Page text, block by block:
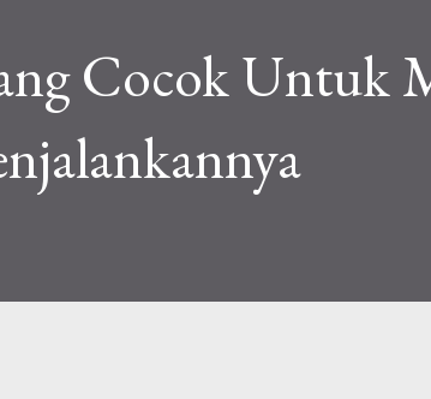
Cocok Untuk